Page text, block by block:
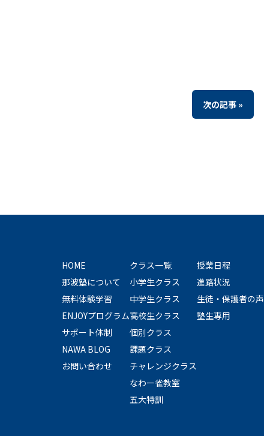
次の記事 »
HOME
那波塾について
無料体験学習
ENJOYプログラム
サポート体制
NAWA BLOG
お問い合わせ
クラス一覧
小学生クラス
中学生クラス
高校生クラス
個別クラス
課題クラス
チャレンジクラス
なわー雀教室
五大特訓
授業日程
進路状況
生徒・保護者の声
塾生専用